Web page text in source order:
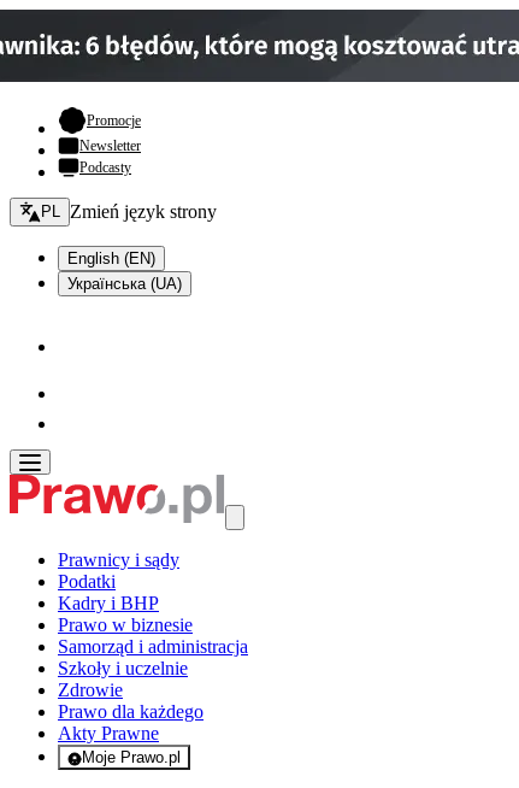
Promocje- otwiera się w nowej karcie
Newsletter
Podcasty
Zmień język - bieżący:
PL Zmień język strony
English (EN)
Українська (UA)
Prawnicy i sądy
Podatki
Kadry i BHP
Prawo w biznesie
Samorząd i administracja
Szkoły i uczelnie
Zdrowie
Prawo dla każdego
Akty Prawne
Moje Prawo.pl
- rejestracja i logowanie do serwisu